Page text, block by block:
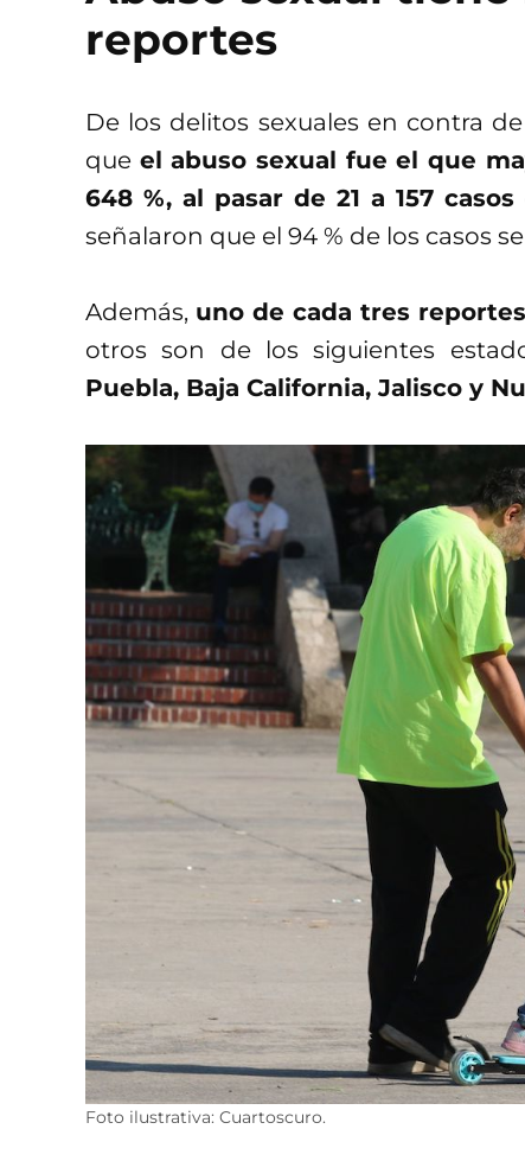
reportes
De los delitos sexuales en contra
que el abuso sexual fue el que
648 %, al pasar de 21 a 157
señalaron que el 94 % de los casos
Además, uno de cada tres
otros son de los siguientes
Puebla, Baja California, Jalisco y
Foto ilustrativa: Cuartoscuro.